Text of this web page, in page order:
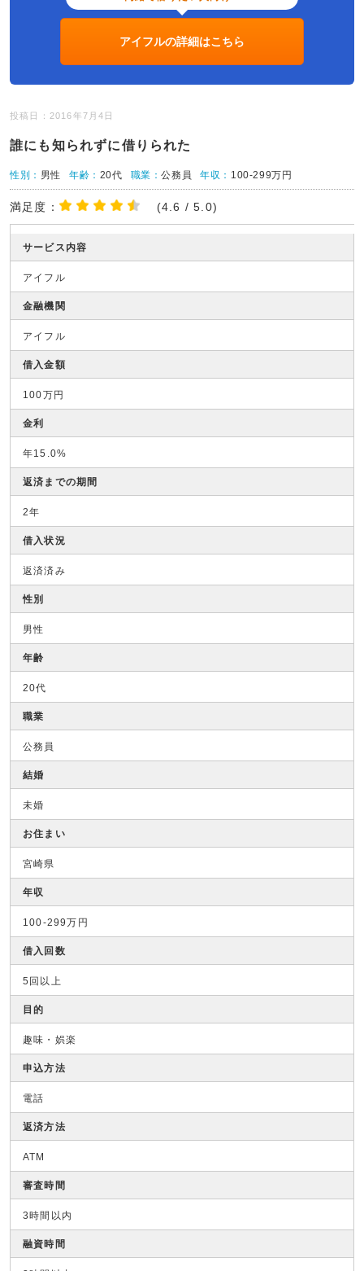
アイフルの詳細はこちら
投稿日：2016年7月4日
誰にも知られずに借りられた
性別： 男性 年齢： 20代 職業：公務員 年収： 100-299万円
満足度： (4.6 / 5.0)
サービス内容
アイフル
金融機関
アイフル
借入金額
100万円
金利
年15.0%
返済までの期間
2年
借入状況
返済済み
性別
男性
年齢
20代
職業
公務員
結婚
未婚
お住まい
宮崎県
年収
100-299万円
借入回数
5回以上
目的
趣味・娯楽
申込方法
電話
返済方法
ATM
審査時間
3時間以内
融資時間